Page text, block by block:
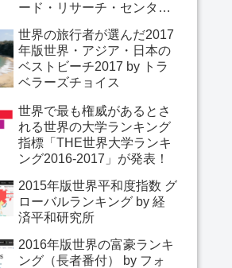
ード・リサーチ・センター
2017」
世界の旅行者が選んだ2017
年版世界・アジア・日本の
ベストビーチ2017 by トラ
ベラーズチョイス
世界で最も権威があるとさ
れる世界の大学ランキング
指標「THE世界大学ランキ
ング2016-2017」が発表！
2015年版世界平和度指数 グ
ローバルランキング by 経
済平和研究所
2016年版世界の富豪ランキ
ング（長者番付） by フォ